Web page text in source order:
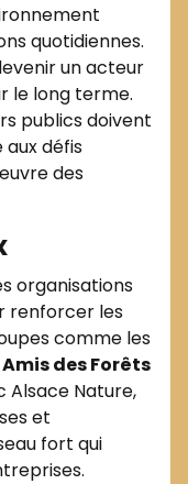
quotidiennes.
un acteur
le long terme.
publics doivent
défis
des
organisations
renforcer les
comme les
Amis des Forêts
Nature,
et
fort qui